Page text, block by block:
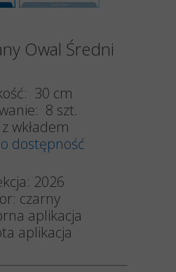
Owal Średni
30 cm
8 szt.
wkładem
dostępność
2026
czarny
aplikacja
aplikacja